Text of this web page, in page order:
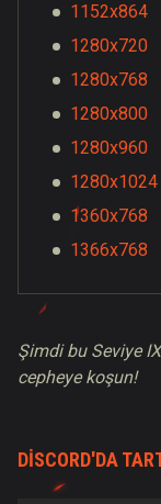
1152x864
1280x720
1280x768
1280x800
1280x960
1280x1024
1360x768
1366x768
Şimdi bu Seviye
cepheye koşun!
DISCORD'DA